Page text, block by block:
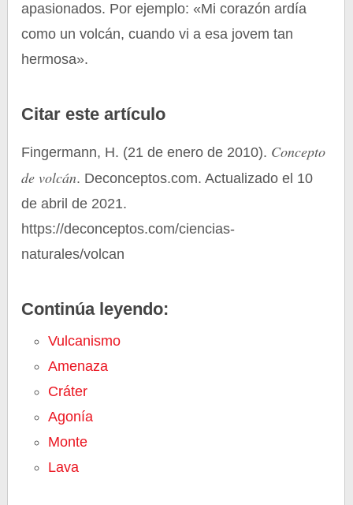
apasionados. Por ejemplo: «Mi corazón ardía
como un volcán, cuando vi a esa jovem tan
hermosa».
Citar este artículo
Fingermann, H. (21 de enero de 2010). Concepto
de volcán. Deconceptos.com. Actualizado el 10
de abril de 2021.
https://deconceptos.com/ciencias-
naturales/volcan
Continúa leyendo:
Vulcanismo
Amenaza
Cráter
Agonía
Monte
Lava